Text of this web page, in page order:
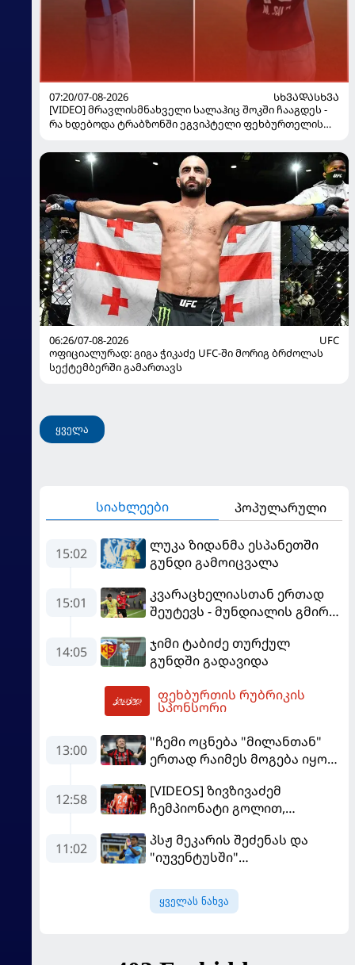
07:20/07-08-2026
ᲡᲮᲕᲐᲓᲐᲡᲮᲕᲐ
[VIDEO] მრავლისმნახველი სალაჰიც შოკში ჩააგდეს -
რა ხდებოდა ტრაბზონში ეგვიპტელი ფეხბურთელის
06:26/07-08-2026
UFC
ოფიციალურად: გიგა ჭიკაძე UFC-ში მორიგ ბრძოლას
სექტემბერში გამართავს
ყველა
სიახლეები პოპულარული
15:02
ლუკა ზიდანმა ესპანეთში
გუნდი გამოიცვალა
15:01
კვარაცხელიასთან ერთად
შეუტევს - მუნდიალის გმირი
გახდება
14:05
ჯიმი ტაბიძე თურქულ
გუნდში გადავიდა
ფეხბურთის რუბრიკის
სპონსორი
13:00
"ჩემი ოცნება "მილანთან"
ერთად რაიმეს მოგება იყო" -
თავის მისიაზე ისაუბრა
12:58
[VIDEOS] ზივზივაძემ
ჩემპიონატი გოლით,
გამარჯვებით დაიწყო
11:02
პსჟ მეკარის შეძენას და
"იუვენტუსში"
ყველას ნახვა